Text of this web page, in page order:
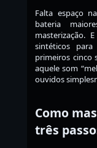
Falta espaço
bateria
masterização.
sintéticos
primeiros cinco
aquele som
ouvidos
Como
três